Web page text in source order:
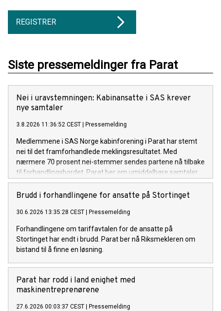
REGISTRER
Siste pressemeldinger fra Parat
Nei i uravstemningen: Kabinansatte i SAS krever
nye samtaler
3.8.2026 11:36:52 CEST Pressemelding
Medlemmene i SAS Norge kabinforening i Parat har stemt
nei til det framforhandlede meklingsresultatet. Med
nærmere 70 prosent nei-stemmer sendes partene nå tilbake
til forhandlingsbordet. Parat ber om umiddelbare samtaler
med SAS og NHO Luftfart for å unngå streik.
Brudd i forhandlingene for ansatte på Stortinget
30.6.2026 13:35:28 CEST Pressemelding
Forhandlingene om tariffavtalen for de ansatte på
Stortinget har endt i brudd. Parat ber nå Riksmekleren om
bistand til å finne en løsning.
Parat har rodd i land enighet med
maskinentreprenørene
27.6.2026 00:03:37 CEST Pressemelding